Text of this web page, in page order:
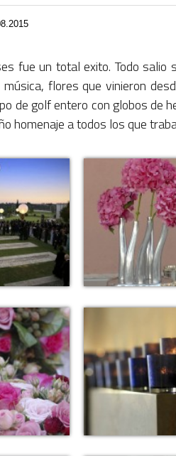
fue un total exito. Todo salio
flores que vinieron
de golf entero con globos de
homenaje a todos los que